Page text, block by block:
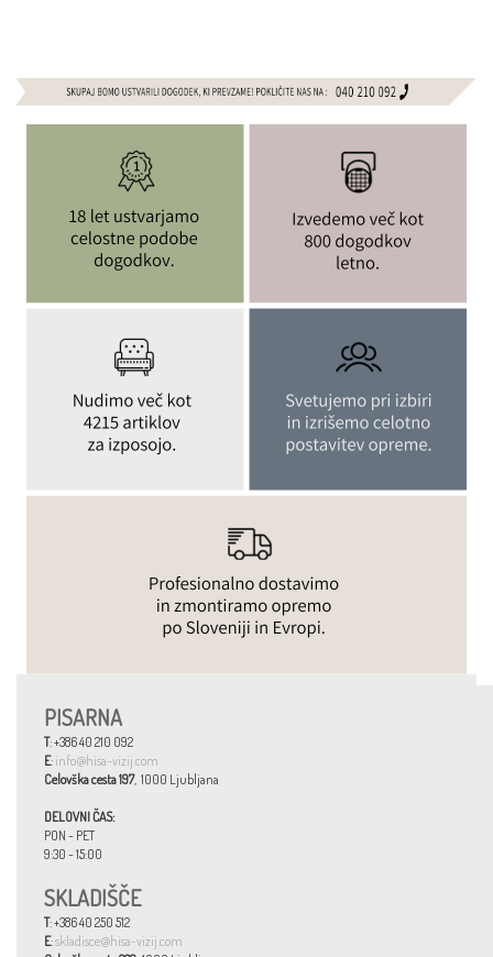
PISARNA
T: +386 40 210 092
E: info@hisa-vizij.com
Celovška cesta 197, 1000 Ljubljana
DELOVNI ČAS:
PON - PET
9:30 - 15:00
SKLADIŠČE
T: +386 40 250 512
E:skladisce@hisa-vizij.com